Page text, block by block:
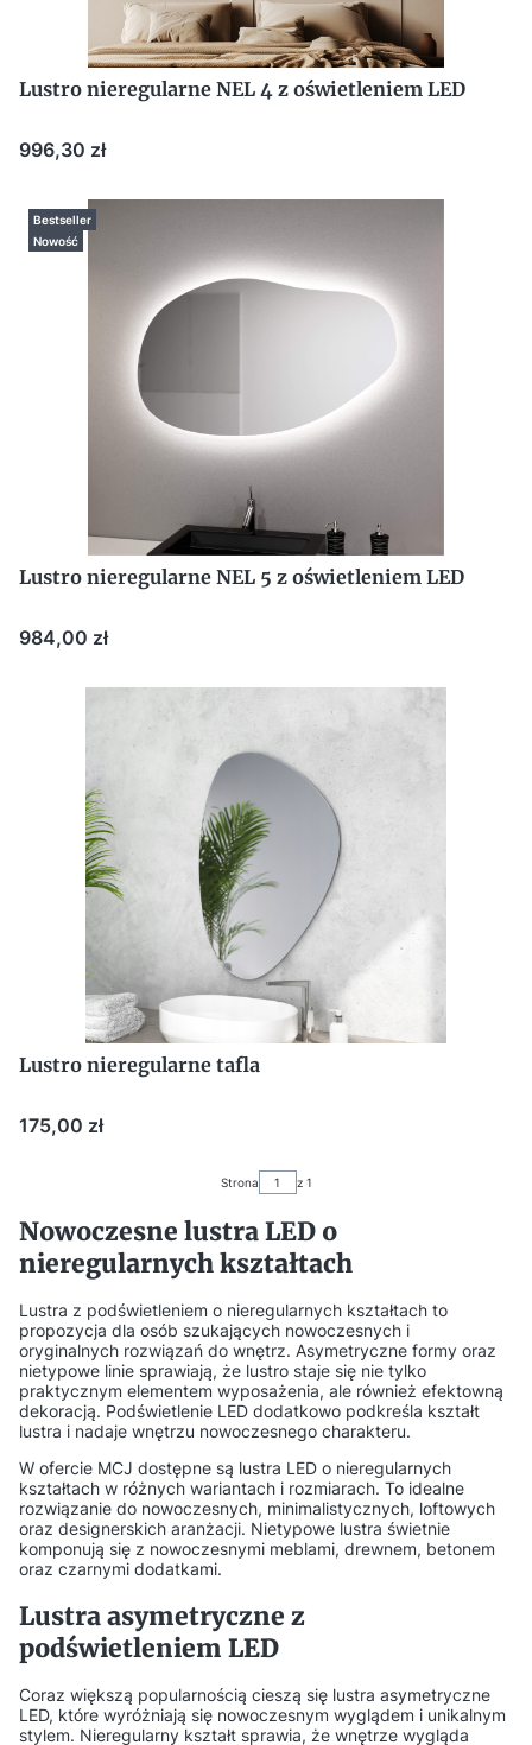
Lustro nieregularne NEL 4 z oświetleniem LED
Cena
996,30 zł
Bestseller
Nowość
Lustro nieregularne NEL 5 z oświetleniem LED
Cena
984,00 zł
Lustro nieregularne tafla
Cena
175,00 zł
Strona z 1
Nowoczesne lustra LED o
nieregularnych kształtach
Lustra z podświetleniem o nieregularnych kształtach to
propozycja dla osób szukających nowoczesnych i
oryginalnych rozwiązań do wnętrz. Asymetryczne formy oraz
nietypowe linie sprawiają, że lustro staje się nie tylko
praktycznym elementem wyposażenia, ale również efektowną
dekoracją. Podświetlenie LED dodatkowo podkreśla kształt
lustra i nadaje wnętrzu nowoczesnego charakteru.
W ofercie MCJ dostępne są lustra LED o nieregularnych
kształtach w różnych wariantach i rozmiarach. To idealne
rozwiązanie do nowoczesnych, minimalistycznych, loftowych
oraz designerskich aranżacji. Nietypowe lustra świetnie
komponują się z nowoczesnymi meblami, drewnem, betonem
oraz czarnymi dodatkami.
Lustra asymetryczne z
podświetleniem LED
Coraz większą popularnością cieszą się lustra asymetryczne
LED, które wyróżniają się nowoczesnym wyglądem i unikalnym
stylem. Nieregularny kształt sprawia, że wnętrze wygląda